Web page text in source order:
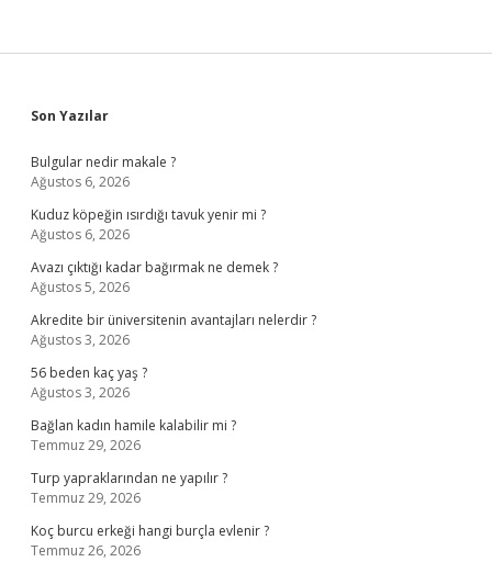
Sidebar
Son Yazılar
Bulgular nedir makale ?
Ağustos 6, 2026
Kuduz köpeğin ısırdığı tavuk yenir mi ?
Ağustos 6, 2026
Avazı çıktığı kadar bağırmak ne demek ?
Ağustos 5, 2026
Akredite bir üniversitenin avantajları nelerdir ?
Ağustos 3, 2026
56 beden kaç yaş ?
Ağustos 3, 2026
Bağlan kadın hamile kalabilir mi ?
Temmuz 29, 2026
Turp yapraklarından ne yapılır ?
Temmuz 29, 2026
Koç burcu erkeği hangi burçla evlenir ?
Temmuz 26, 2026